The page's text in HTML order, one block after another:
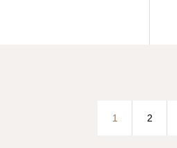
1 2